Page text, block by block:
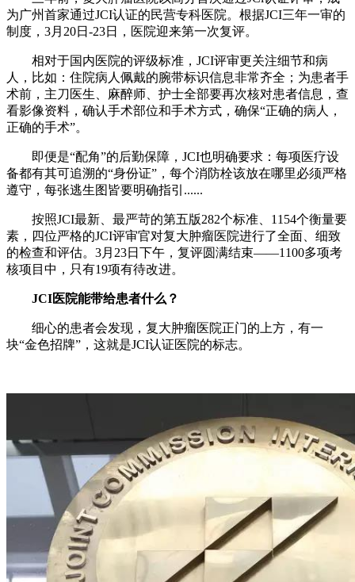
为广州首家通过JCI认证的民营专科医院。根据JCI三年一审的
制度，3月20日-23日，医院迎来第一次复评。
相对于国内医院的评级标准，JCI评审更关注细节和病
人，比如：住院病人佩戴的腕带标识信息非常齐全；为患者手
术前，主刀医生、麻醉师、护士全部要再次核对患者信息，查
看影像资料，确认手术部位和手术方式，确保“正确的病人，
正确的手术”。
即便是“配角”的后勤保障，JCI也明确要求：每项医疗设
备都有其可追溯的“身份证”，每个消防栓该放在哪里必须严格
遵守，每张逃生图皆要明确指引......
按照JCI最新、最严苛的第五版282个标准、1154个衡量要
素，四位严格的JCI评审官对复大肿瘤医院进行了全面、细致
的检查和评估。3月23日下午，复评圆满结束——1100多项考
核项目中，只有19项有待改进。
JCI医院能带给患者什么？
细心的患者会发现，复大肿瘤医院正门的上方，有一
块“金色招牌”，这就是JCI认证医院的标志。